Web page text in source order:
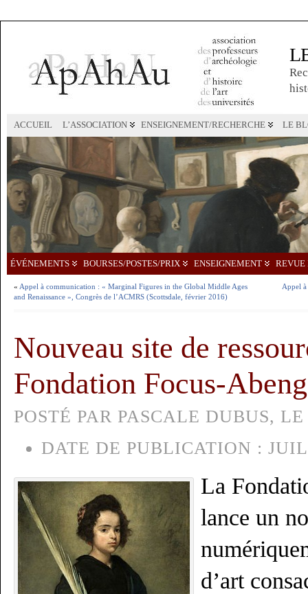
ACCUEIL L’ASSOCIATION ENSEIGNEMENT/RECHERCHE LE
ÉVÉNEMENTS BOURSES/POSTES/PRIX ENSEIGNEMENT REVUE
« Appel à communication : « Marginal Figures in the Global Middle Ages
and Renaissance », Congrès de l’ACMRS (Scottsdale, février 2016)
Appel
Nouveau site de
Fondation Focus-
POSTÉ PAR PASCALE DUBUS,
DATE DE PUBLICATION :
La
lance un
d’art